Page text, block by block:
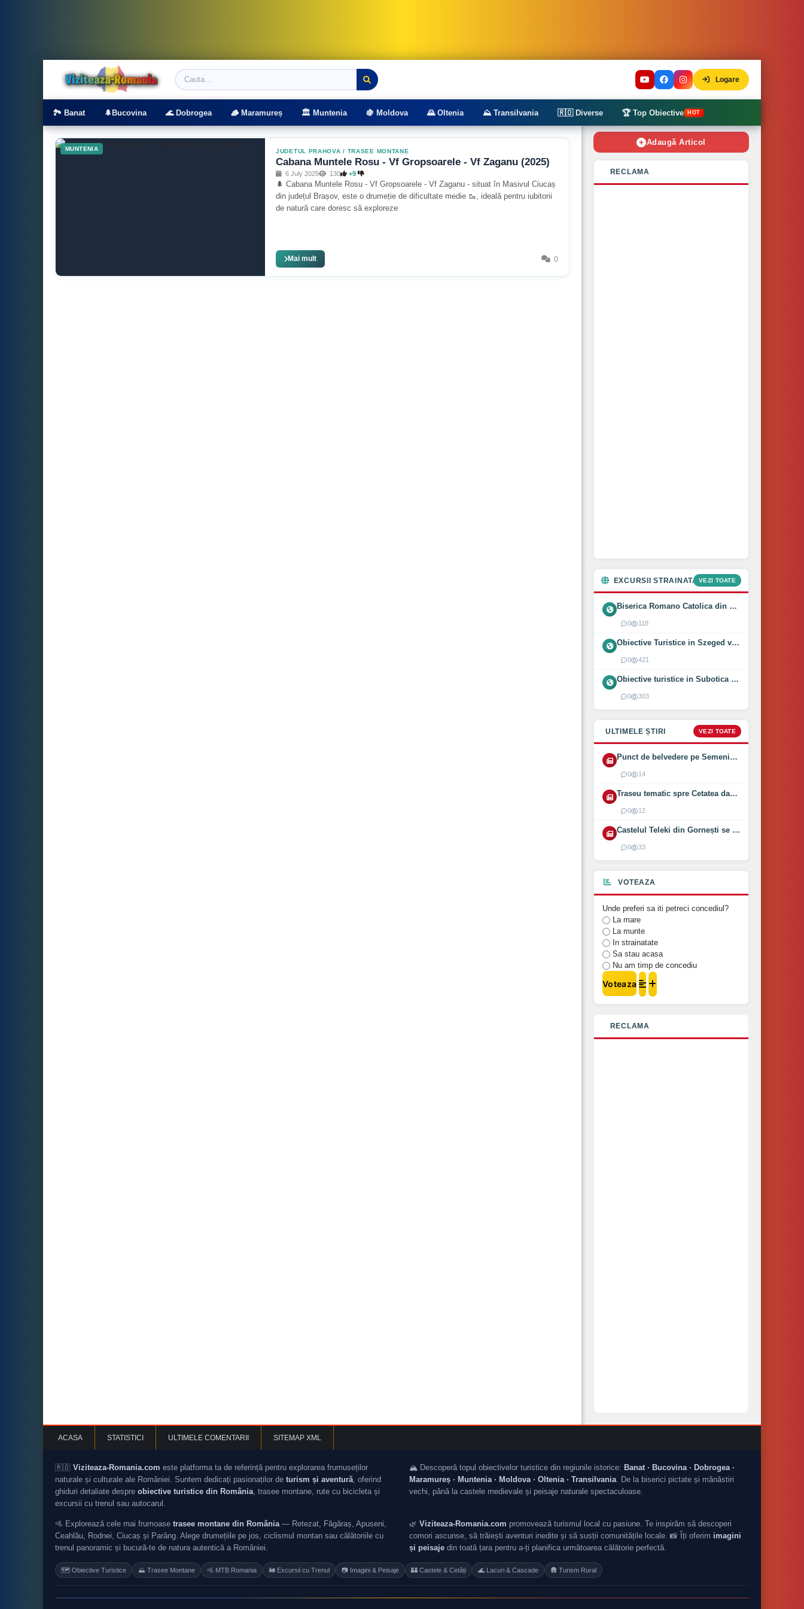
Viziteaza Romania | Obiective Turistice | Trasee montane
Logare
🏞️ Banat 🌲Bucovina 🌊 Dobrogea 🪵 Maramureș 🏛️ Muntenia 🍇 Moldova 🌄 Oltenia ⛰️ Transilvania 🇷🇴 Diverse 🏆 Top Obiective HOT
MUNTENIA JUDETUL PRAHOVA / TRASEE MONTANE
Cabana Muntele Rosu - Vf Gropsoarele - Vf Zaganu (2025)
6 July 2025 130 +9
🌲 Cabana Muntele Rosu - Vf Gropsoarele - Vf Zaganu - situat în Masivul Ciucaș
din județul Brașov, este o drumeție de dificultate medie 🥾, ideală pentru iubitorii
de natură care doresc să exploreze
Mai mult 0
Adaugă Articol
RECLAMA
EXCURSII STRAINATATEVEZI TOATE
Biserica Romano Catolica din Óföldeák, Ungaria (2025)
0 118
Obiective Turistice in Szeged vizitate intr-o zi (2024)
0 421
Obiective turistice in Subotica vizitate intr-o zi (2024)
0 303
ULTIMELE ȘTIRI VEZI TOATE
Punct de belvedere pe Semenic inaugurat pe 1 August 2026
0 14
Traseu tematic spre Cetatea dacică Bănița deschis (2026)
0 12
Castelul Teleki din Gornești se redeschide pe 1 august 2026
0 33
VOTEAZA
Unde preferi sa iti petreci concediul?
La mare
La munte
In strainatate
Sa stau acasa
Nu am timp de concediu
Voteaza
RECLAMA
ACASA STATISTICI ULTIMELE COMENTARII SITEMAP XML
🇷🇴 Viziteaza-Romania.com este platforma ta de referință pentru explorarea frumuseților
naturale și culturale ale României. Suntem dedicați pasionaților de turism și aventură , oferind
ghiduri detaliate despre obiective turistice din România , trasee montane, rute cu bicicleta și
excursii cu trenul sau autocarul.
🏔️ Descoperă topul obiectivelor turistice din regiunile istorice: Banat · Bucovina · Dobrogea ·
Maramureș · Muntenia · Moldova · Oltenia · Transilvania . De la biserici pictate și mănăstiri
vechi, până la castele medievale și peisaje naturale spectaculoase.
🚵 Explorează cele mai frumoase trasee montane din România — Retezat, Făgăraș, Apuseni,
Ceahlău, Rodnei, Ciucaș și Parâng. Alege drumețiile pe jos, ciclismul montan sau călătoriile cu
trenul panoramic și bucură-te de natura autentică a României.
🌿 Viziteaza-Romania.com promovează turismul local cu pasiune. Te inspirăm să descoperi
comori ascunse, să trăiești aventuri inedite și să susții comunitățile locale. 📸 Îți oferim imagini
și peisaje din toată țara pentru a-ți planifica următoarea călătorie perfectă.
🗺️ Obiective Turistice ⛰️ Trasee Montane 🚵 MTB Romania 🚂 Excursii cu Trenul 📷 Imagini & Peisaje 🏰 Castele & Cetăți 🌊 Lacuri & Cascade 🛖 Turism Rural